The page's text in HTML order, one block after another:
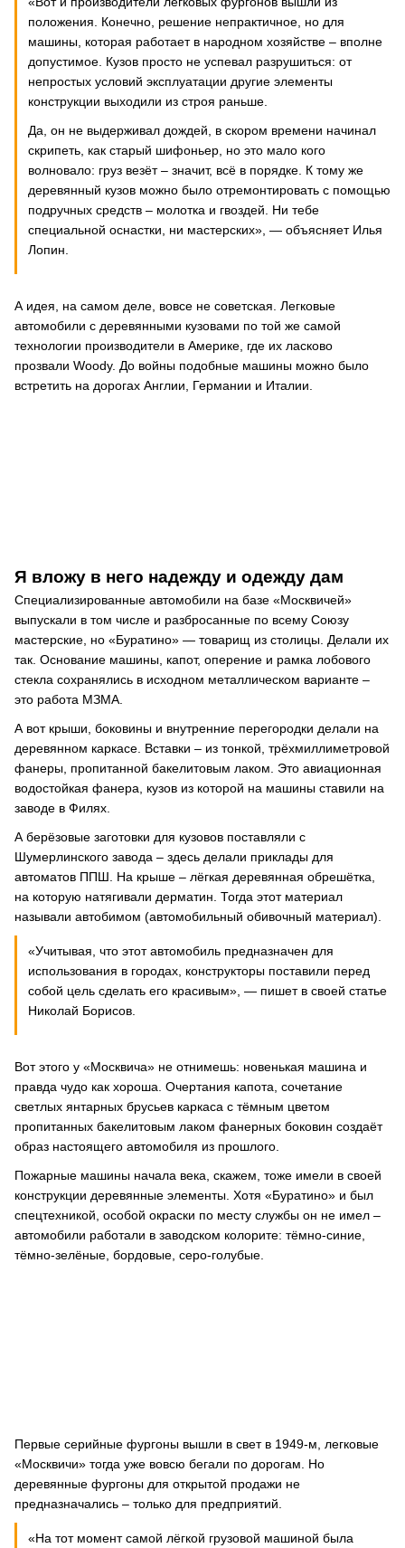
положения. Конечно, решение непрактичное, но для
машины, которая работает в народном хозяйстве – вполне
допустимое. Кузов просто не успевал разрушиться: от
непростых условий эксплуатации другие элементы
конструкции выходили из строя раньше.
Да, он не выдерживал дождей, в скором времени начинал
скрипеть, как старый шифоньер, но это мало кого
волновало: груз везёт – значит, всё в порядке. К тому же
деревянный кузов можно было отремонтировать с помощью
подручных средств – молотка и гвоздей. Ни тебе
специальной оснастки, ни мастерских», — объясняет Илья
Лопин.
А идея, на самом деле, вовсе не советская. Легковые
автомобили с деревянными кузовами по той же самой
технологии производители в Америке, где их ласково
прозвали Woody. До войны подобные машины можно было
встретить на дорогах Англии, Германии и Италии.
Я вложу в него надежду и одежду дам
Специализированные автомобили на базе «Москвичей»
выпускали в том числе и разбросанные по всему Союзу
мастерские, но «Буратино» — товарищ из столицы. Делали их
так. Основание машины, капот, оперение и рамка лобового
стекла сохранялись в исходном металлическом варианте –
это работа МЗМА.
А вот крыши, боковины и внутренние перегородки делали на
деревянном каркасе. Вставки – из тонкой, трёхмиллиметровой
фанеры, пропитанной бакелитовым лаком. Это авиационная
водостойкая фанера, кузов из которой на машины ставили на
заводе в Филях.
А берёзовые заготовки для кузовов поставляли с
Шумерлинского завода – здесь делали приклады для
автоматов ППШ. На крыше – лёгкая деревянная обрешётка,
на которую натягивали дерматин. Тогда этот материал
называли автобимом (автомобильный обивочный материал).
«Учитывая, что этот автомобиль предназначен для
использования в городах, конструкторы поставили перед
собой цель сделать его красивым», — пишет в своей статье
Николай Борисов.
Вот этого у «Москвича» не отнимешь: новенькая машина и
правда чудо как хороша. Очертания капота, сочетание
светлых янтарных брусьев каркаса с тёмным цветом
пропитанных бакелитовым лаком фанерных боковин создаёт
образ настоящего автомобиля из прошлого.
Пожарные машины начала века, скажем, тоже имели в своей
конструкции деревянные элементы. Хотя «Буратино» и был
спецтехникой, особой окраски по месту службы он не имел –
автомобили работали в заводском колорите: тёмно-синие,
тёмно-зелёные, бордовые, серо-голубые.
Первые серийные фургоны вышли в свет в 1949-м, легковые
«Москвичи» тогда уже вовсю бегали по дорогам. Но
деревянные фургоны для открытой продажи не
предназначались – только для предприятий.
«На тот момент самой лёгкой грузовой машиной была